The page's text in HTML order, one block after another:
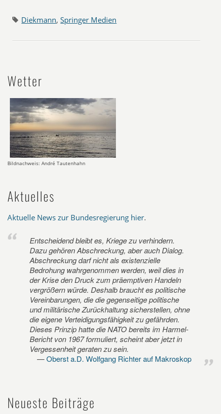
Diekmann,Springer Medien
Wetter
Bildnachweis: André Tautenhahn
Aktuelles
Aktuelle News zur Bundesregierung hier.
Entscheidend bleibt es, Kriege zu verhindern.
Dazu gehören Abschreckung, aber auch Dialog.
Abschreckung darf nicht als existenzielle
Bedrohung wahrgenommen werden, weil dies in
der Krise den Druck zum präemptiven Handeln
vergrößern würde. Deshalb braucht es politische
Vereinbarungen, die die gegenseitige politische
und militärische Zurückhaltung sicherstellen, ohne
die eigene Verteidigungsfähigkeit zu gefährden.
Dieses Prinzip hatte die NATO bereits im Harmel-
Bericht von 1967 formuliert, scheint aber jetzt in
Vergessenheit geraten zu sein.
Oberst a.D. Wolfgang Richter auf Makroskop
Neueste Beiträge